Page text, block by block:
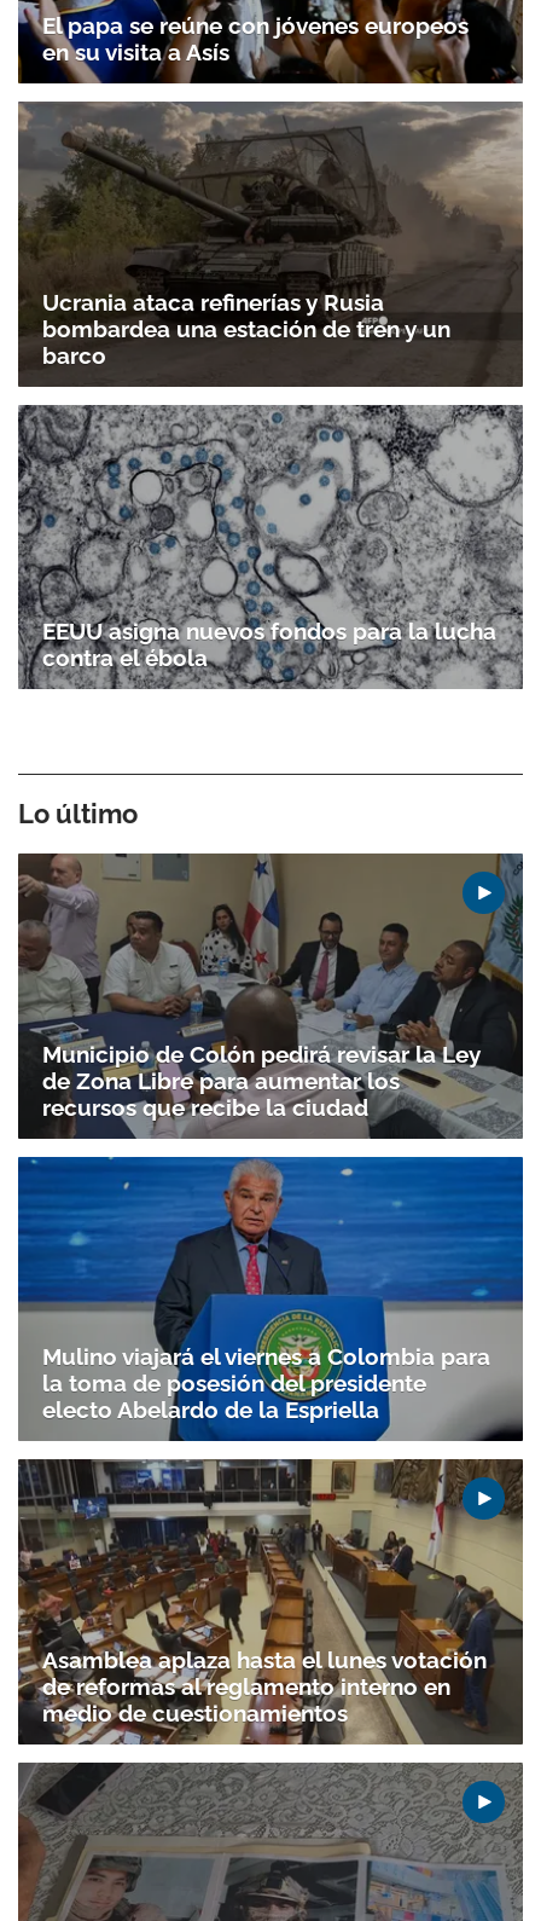
El papa se reúne con jóvenes europeos
en su visita a Asís
Ucrania ataca refinerías y Rusia
bombardea una estación de tren y un
barco
EEUU asigna nuevos fondos para la lucha
contra el ébola
Lo último
Municipio de Colón pedirá revisar la Ley
de Zona Libre para aumentar los
recursos que recibe la ciudad
Mulino viajará el viernes a Colombia para
la toma de posesión del presidente
electo Abelardo de la Espriella
Asamblea aplaza hasta el lunes votación
de reformas al reglamento interno en
medio de cuestionamientos